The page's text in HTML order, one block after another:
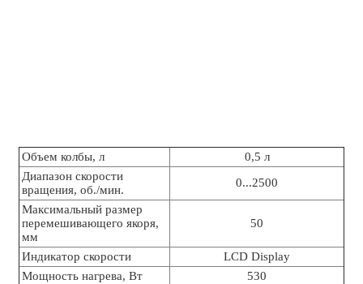
Объем колбы, л
0,5 л
Диапазон скорости
вращения, об./мин.
0...2500
Максимальный размер
перемешивающего якоря,
мм
50
Индикатор скорости
LCD Display
Мощность нагрева, Вт
530